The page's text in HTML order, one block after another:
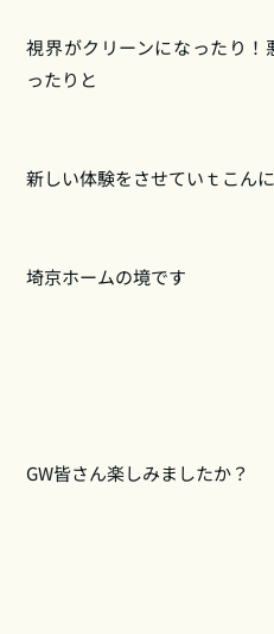
視界がクリーンになったり
ったりと
新しい体験をさせていｔこ
埼京ホームの境です
GW皆さん楽しみましたか？